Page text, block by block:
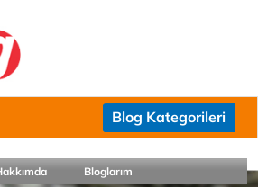
Blog Kategorileri
Bloglarım